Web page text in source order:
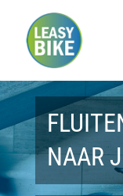
Home
Werknemers
Werkgevers
NAAR